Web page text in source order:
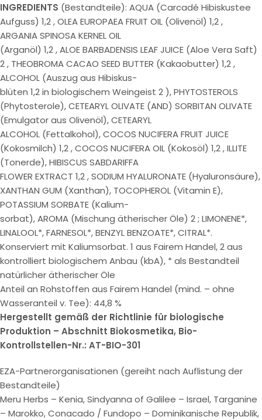
INGREDIENTS (Bestandteile): AQUA (Carcadé Hibiskustee
Aufguss) 1,2 , OLEA EUROPAEA FRUIT OIL (Olivenöl) 1,2 ,
ARGANIA SPINOSA KERNEL OIL
(Arganöl) 1,2 , ALOE BARBADENSIS LEAF JUICE (Aloe Vera Saft)
2 , THEOBROMA CACAO SEED BUTTER (Kakaobutter) 1,2 ,
ALCOHOL (Auszug aus Hibiskus-
blüten 1,2 in biologischem Weingeist 2 ), PHYTOSTEROLS
(Phytosterole), CETEARYL OLIVATE (AND) SORBITAN OLIVATE
(Emulgator aus Olivenöl), CETEARYL
ALCOHOL (Fettalkohol), COCOS NUCIFERA FRUIT JUICE
(Kokosmilch) 1,2 , COCOS NUCIFERA OIL (Kokosöl) 1,2 , ILLITE
(Tonerde), HIBISCUS SABDARIFFA
FLOWER EXTRACT 1,2 , SODIUM HYALURONATE (Hyaluronsäure),
XANTHAN GUM (Xanthan), TOCOPHEROL (Vitamin E),
POTASSIUM SORBATE (Kalium-
sorbat), AROMA (Mischung ätherischer Öle) 2 ; LIMONENE*,
LINALOOL*, FARNESOL*, BENZYL BENZOATE*, CITRAL*.
Konserviert mit Kaliumsorbat. 1 aus Fairem Handel, 2 aus
kontrolliert biologischem Anbau (kbA), * als Bestandteil
natürlicher ätherischer Öle
Anteil an Rohstoffen aus Fairem Handel (mind. – ohne
Wasseranteil v. Tee): 44,8 %
Hergestellt gemäß der Richtlinie für biologische
Produktion – Abschnitt Biokosmetika, Bio-
Kontrollstellen-Nr.: AT-BIO-301
EZA-Partnerorganisationen (gereiht nach Auflistung der
Bestandteile)
Meru Herbs – Kenia, Sindyanna of Galilee – Israel, Targanine
– Marokko, Conacado / Fundopo – Dominikanische Republik,